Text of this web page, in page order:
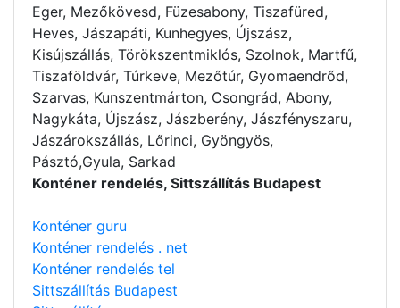
Eger, Mezőkövesd, Füzesabony, Tiszafüred,
Heves, Jászapáti, Kunhegyes, Újszász,
Kisújszállás, Törökszentmiklós, Szolnok, Martfű,
Tiszaföldvár, Túrkeve, Mezőtúr, Gyomaendrőd,
Szarvas, Kunszentmárton, Csongrád, Abony,
Nagykáta, Újszász, Jászberény, Jászfényszaru,
Jászárokszállás, Lőrinci, Gyöngyös,
Pásztó,Gyula, Sarkad
Konténer rendelés, Sittszállítás Budapest
Konténer guru
Konténer rendelés . net
Konténer rendelés tel
Sittszállítás Budapest